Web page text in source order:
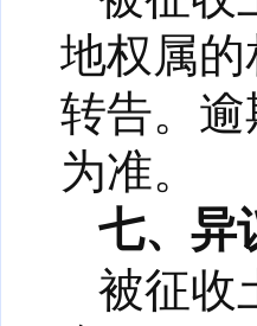
地权属
转告。
为准。
七、异
被征收